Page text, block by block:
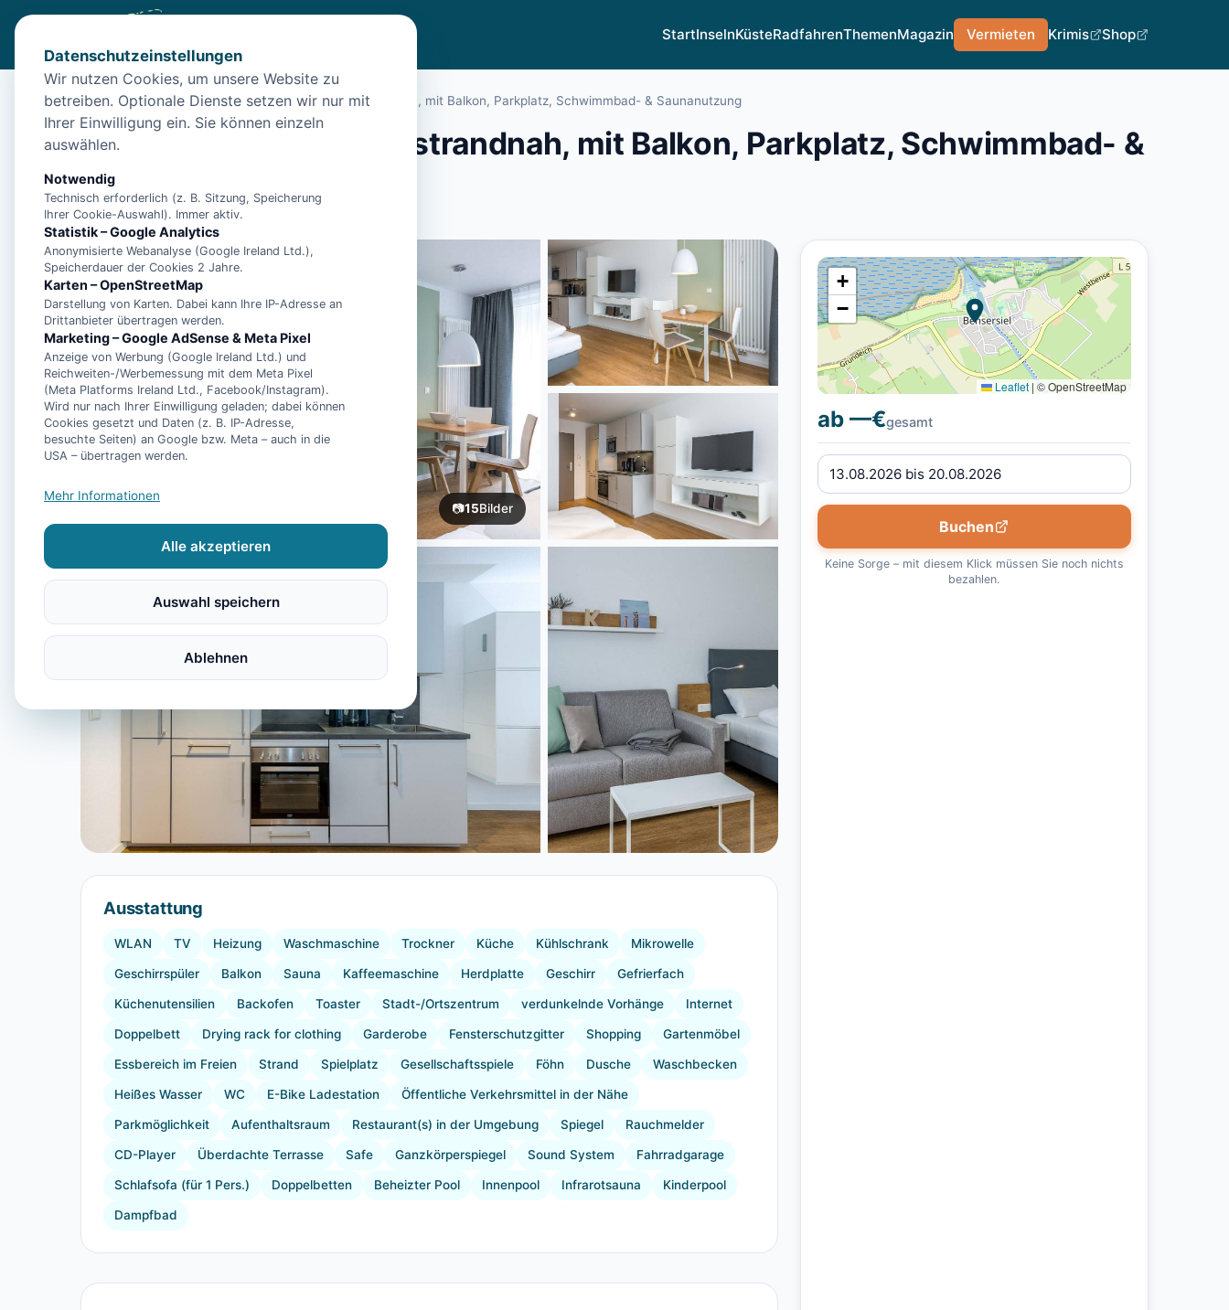
StartInselnKüsteRadfahrenThemenMagazin Vermieten Krimis Shop
Start Unterkünfte Esens/1-Zimmer-Apartment, strandnah, mit Balkon, Parkplatz, Schwimmbad- & Saunanutzung
1-Zimmer-Apartment, strandnah, mit Balkon, Parkplatz, Schwimmbad- &
Saunanutzung
26427 Esens
📷15Bilder
Ausstattung
WLAN TV Heizung Waschmaschine Trockner Küche Kühlschrank Mikrowelle
Geschirrspüler Balkon Sauna Kaffeemaschine Herdplatte Geschirr Gefrierfach
Küchenutensilien Backofen Toaster Stadt-/Ortszentrum verdunkelnde Vorhänge Internet
Doppelbett Drying rack for clothing Garderobe Fensterschutzgitter Shopping Gartenmöbel
Essbereich im Freien Strand Spielplatz Gesellschaftsspiele Föhn Dusche Waschbecken
Heißes Wasser WC E-Bike Ladestation Öffentliche Verkehrsmittel in der Nähe
Parkmöglichkeit Aufenthaltsraum Restaurant(s) in der Umgebung Spiegel Rauchmelder
CD-Player Überdachte Terrasse Safe Ganzkörperspiegel Sound System Fahrradgarage
Schlafsofa (für 1 Pers.) Doppelbetten Beheizter Pool Innenpool Infrarotsauna Kinderpool
Dampfbad
+
−
Leaflet | © OpenStreetMap
ab —€gesamt
Buchen
Keine Sorge – mit diesem Klick müssen Sie noch nichts
bezahlen.
Datenschutzeinstellungen
Wir nutzen Cookies, um unsere Website zu
betreiben. Optionale Dienste setzen wir nur mit
Ihrer Einwilligung ein. Sie können einzeln
auswählen.
Notwendig
Technisch erforderlich (z. B. Sitzung, Speicherung
Ihrer Cookie-Auswahl). Immer aktiv.
Statistik – Google Analytics
Anonymisierte Webanalyse (Google Ireland Ltd.),
Speicherdauer der Cookies 2 Jahre.
Karten – OpenStreetMap
Darstellung von Karten. Dabei kann Ihre IP-Adresse an
Drittanbieter übertragen werden.
Marketing – Google AdSense & Meta Pixel
Anzeige von Werbung (Google Ireland Ltd.) und
Reichweiten-/Werbemessung mit dem Meta Pixel
(Meta Platforms Ireland Ltd., Facebook/Instagram).
Wird nur nach Ihrer Einwilligung geladen; dabei können
Cookies gesetzt und Daten (z. B. IP-Adresse,
besuchte Seiten) an Google bzw. Meta – auch in die
USA – übertragen werden.
Mehr Informationen
Alle akzeptieren
Auswahl speichern
Ablehnen